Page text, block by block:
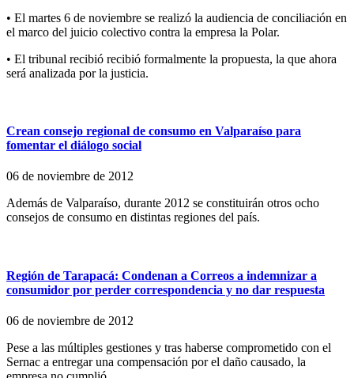
• El martes 6 de noviembre se realizó la audiencia de conciliación en
el marco del juicio colectivo contra la empresa la Polar.
• El tribunal recibió recibió formalmente la propuesta, la que ahora
será analizada por la justicia.
Crean consejo regional de consumo en Valparaíso para
fomentar el diálogo social
06 de noviembre de 2012
Además de Valparaíso, durante 2012 se constituirán otros ocho
consejos de consumo en distintas regiones del país.
Región de Tarapacá: Condenan a Correos a indemnizar a
consumidor por perder correspondencia y no dar respuesta
06 de noviembre de 2012
Pese a las múltiples gestiones y tras haberse comprometido con el
Sernac a entregar una compensación por el daño causado, la